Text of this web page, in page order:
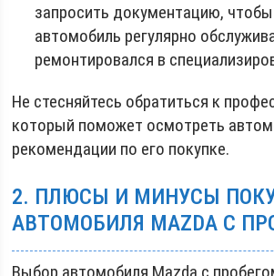
запросить документацию,
автомобиль регулярно
ремонтировался в
Не стесняйтесь обратиться к
который поможет осмотреть
рекомендации по его покупке.
2. ПЛЮСЫ И МИНУСЫ
АВТОМОБИЛЯ MAZDA С
Выбор автомобиля Mazda с